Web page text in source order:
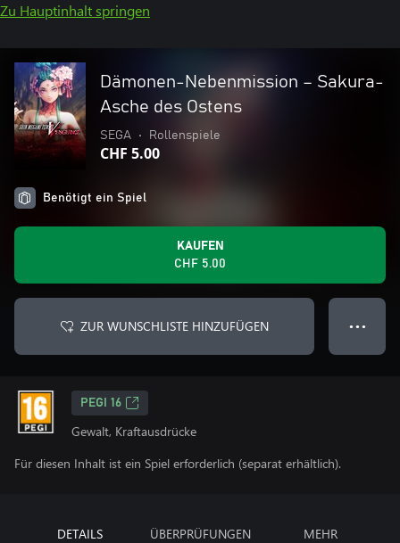
Zu Hauptinhalt springen
Dämonen-Nebenmission – Sakura-
Asche des Ostens
SEGA • Rollenspiele
CHF 5.00
Benötigt ein Spiel
KAUFEN
CHF 5.00
ZUR WUNSCHLISTE HINZUFÜGEN ● ● ●
PEGI 16
Gewalt, Kraftausdrücke
Für diesen Inhalt ist ein Spiel erforderlich (separat erhältlich).
DETAILS ÜBERPRÜFUNGEN MEHR